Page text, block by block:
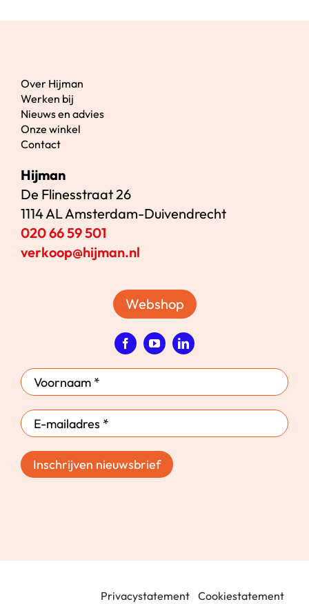
Over Hijman
Werken bij
Nieuws en advies
Onze winkel
Contact
Hijman
De Flinesstraat 26
1114 AL Amsterdam-Duivendrecht
020 66 59 501
verkoop@hijman.nl
Webshop
Inschrijven nieuwsbrief
Privacystatement Cookiestatement